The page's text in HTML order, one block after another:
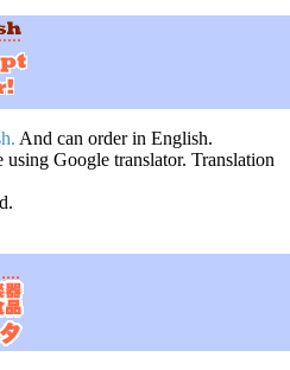
And can order in English.
Google translator. Translation